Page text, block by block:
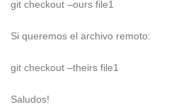
git checkout –ours file1
Si queremos el archivo remoto:
git checkout –theirs file1
Saludos!